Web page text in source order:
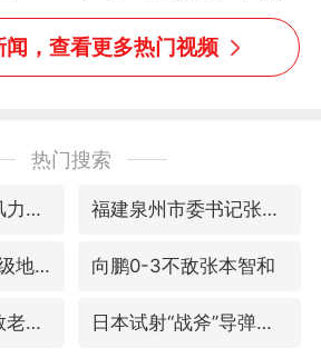
牌
像了～你是吃古筝长大的
吗？”“或将成为首位考级
不带古筝的选手。”（来
，查看更多热门视频
热门搜索
台风白海豚中心风力增强 福建泉州市委书记张毅恭被查
四川宜宾高县4.9级地震致1死 向鹏0-3不敌张本智和
广东雷州通报特教老师招聘违规事件 日本试射“战斧”导弹，国防部回应